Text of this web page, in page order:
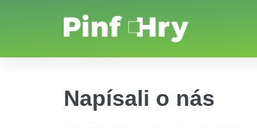
Napísali o nás